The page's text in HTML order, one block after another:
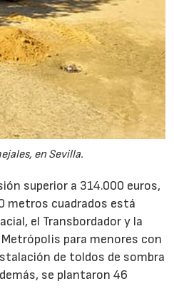
en Sevilla.
superior a 314.000 euros,
metros cuadrados está
el Transbordador y la
para menores con
de toldos de sombra
se plantaron 46